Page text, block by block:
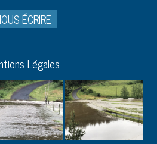
ÉCRIRE
Légales